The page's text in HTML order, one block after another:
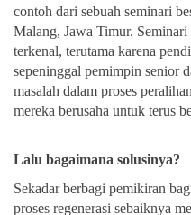
contoh dari sebuah seminari
Malang, Jawa Timur.
terkenal, terutama karena
sepeninggal pemimpin senior
masalah dalam proses
mereka berusaha untuk terus
Lalu bagaimana solusinya?
Sekadar berbagi pemikiran
proses regenerasi sebaiknya